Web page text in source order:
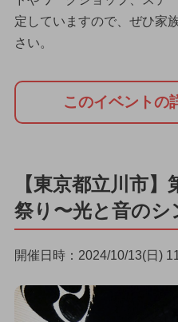
定していますので、ぜひ家
さい。
このイベントの
【東京都立川市
祭り〜光と音のシ
開催日時：2024/10/13(日)